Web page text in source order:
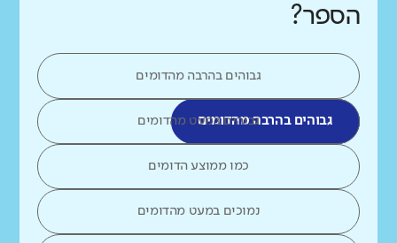
הספר?
גבוהים בהרבה מהדומים
גבוהים בהרבה מהדומיםגבוהים במעט מהדומים
כמו ממוצע הדומים
נמוכים במעט מהדומים